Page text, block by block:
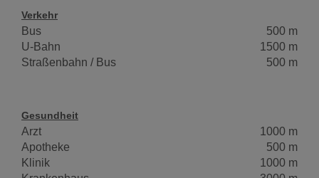
Verkehr
Bus
500 m
U-Bahn
1500 m
Straßenbahn / Bus
500 m
Gesundheit
Arzt
1000 m
Apotheke
500 m
Klinik
1000 m